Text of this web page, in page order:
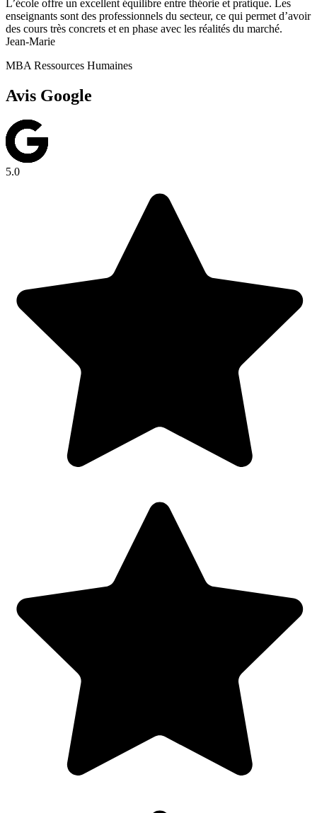
L’école offre un excellent équilibre entre théorie et pratique. Les
enseignants sont des professionnels du secteur, ce qui permet d’avoir
des cours très concrets et en phase avec les réalités du marché.
Jean-Marie
MBA Ressources Humaines
Avis Google
5.0